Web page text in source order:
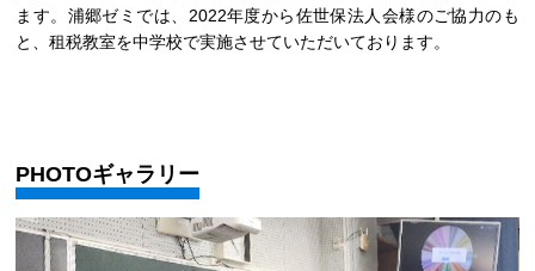
ます。浦郷ゼミでは、2022年度から佐世保法人会様のご協力のも
と、租税教室を中学校で実施させていただいております。
PHOTOギャラリー